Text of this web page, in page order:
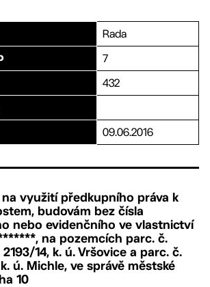
Rada
7
432
09.06.2016
využití předkupního práva k
budovám bez čísla
nebo evidenčního ve vlastnictví
na pozemcích parc. č.
14, k. ú. Vršovice a parc. č.
ú. Michle, ve správě městské
10